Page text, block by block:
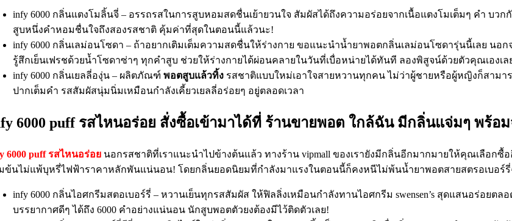
infy 6000 กลิ่นแตงโมลิ้นจี่ – อรรถรสในการสูบหอมสดชื่นเย้ายวนใจ สัมผัสได้ถึงความอร่อยจากเนื้อแตงโมเต็มๆ คำ บ
สูบหนึ่งคำหอมชื่นใจถึงสองรสชาติ คุ้มค่าที่สุดในตอนนี้แล้วนะ!
infy 6000 กลิ่นเลม่อนโซดา – ถ้าอยากเติมเต็มความสดชื่นให้ร่างกาย ขอแนะนำน้ำยาพอตกลิ่นเลม่อนโซดารุ่นนี้เลย นอ
รู้สึกเย็นเฟรชด้วยน้ำโซดาซ่าๆ ทุกคำสูบ ช่วยให้ร่างกายได้ผ่อนคลายในวันที่เบื่อหน่ายได้ทันที ลองพิสูจน์ด้วยตัวคุณเองเล
infy 6000 กลิ่นเยลลี่องุ่น – ผลิตภัณฑ์พอตสูบแล้วทิ้ง รสชาติแบบใหม่เอาใจสายหวานทุกคน ไม่ว่าผู้ชายหรือผู้หญิงก็สาม
ปากเต็มคำ รสสัมผัสนุ่มนิ่มเหมือนกำลังเคี้ยวเยลลี่อร่อยๆ อยู่ตลอดเวลา
6000 puff รสไหนอร่อย สั่งซื้อเข้ามาได้ที่ ร้านขายพอต ใกล้ฉัน มีกลิ่นแจ่มๆ พร้อ
6000 puff รสไหนอร่อย นอกรสชาติที่เราแนะนำไปข้างต้นแล้ว ทางร้าน vipmall ของเรายังมีกลิ่นอีกมากมายให้คุณเลือก
ข้นไม่แพ้บุหรี่ไฟฟ้าราคาหลักพันแน่นอน! โดยกลิ่นยอดนิยมที่กำลังมาแรงในตอนนี้ก็คงหนีไม่พ้นน้ำยาพอตสายสตรอเบอร์
infy 6000 กลิ่นไอศกรีมสตอเบอร์รี่ – หวานเย็นทุกรสสัมผัส ให้ฟิลลิ่งเหมือนกำลังทานไอศกรีม swensen’s สุดแสนอร่อยต
บรรยากาศดีๆ ได้ถึง 6000 คำอย่างแน่นอน นักสูบพอตตัวยงต้องมีไว้ติดตัวเลย!